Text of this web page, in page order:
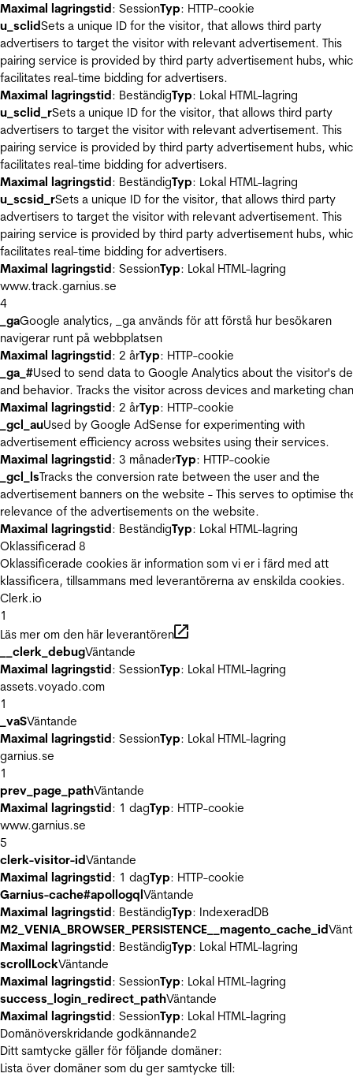
Maximal lagringstid: SessionTyp: HTTP-cookie
u_sclidSets a unique ID for the visitor, that allows third party
advertisers to target the visitor with relevant advertisement. This
pairing service is provided by third party advertisement hubs,
facilitates real-time bidding for advertisers.
Maximal lagringstid: BeständigTyp: Lokal HTML-lagring
u_sclid_rSets a unique ID for the visitor, that allows third party
advertisers to target the visitor with relevant advertisement. This
pairing service is provided by third party advertisement hubs,
facilitates real-time bidding for advertisers.
Maximal lagringstid: BeständigTyp: Lokal HTML-lagring
u_scsid_rSets a unique ID for the visitor, that allows third party
advertisers to target the visitor with relevant advertisement. This
pairing service is provided by third party advertisement hubs,
facilitates real-time bidding for advertisers.
Maximal lagringstid: SessionTyp: Lokal HTML-lagring
www.track.garnius.se
4
_gaGoogle analytics, _ga används för att förstå hur besökaren
navigerar runt på webbplatsen
Maximal lagringstid: 2 årTyp: HTTP-cookie
_ga_#Used to send data to Google Analytics about the visitor's
and behavior. Tracks the visitor across devices and marketing
Maximal lagringstid: 2 årTyp: HTTP-cookie
_gcl_auUsed by Google AdSense for experimenting with
advertisement efficiency across websites using their services.
Maximal lagringstid: 3 månaderTyp: HTTP-cookie
_gcl_lsTracks the conversion rate between the user and the
advertisement banners on the website - This serves to optimise
relevance of the advertisements on the website.
Maximal lagringstid: BeständigTyp: Lokal HTML-lagring
Oklassificerad 8
Oklassificerade cookies är information som vi er i färd med att
klassificera, tillsammans med leverantörerna av enskilda cookies.
Clerk.io
1
Läs mer om den här leverantören
__clerk_debugVäntande
Maximal lagringstid: SessionTyp: Lokal HTML-lagring
assets.voyado.com
1
_vaSVäntande
Maximal lagringstid: SessionTyp: Lokal HTML-lagring
garnius.se
1
prev_page_pathVäntande
Maximal lagringstid: 1 dagTyp: HTTP-cookie
www.garnius.se
5
clerk-visitor-idVäntande
Maximal lagringstid: 1 dagTyp: HTTP-cookie
Garnius-cache#apollogqlVäntande
Maximal lagringstid: BeständigTyp: IndexeradDB
M2_VENIA_BROWSER_PERSISTENCE__magento_cache_id
Maximal lagringstid: BeständigTyp: Lokal HTML-lagring
scrollLockVäntande
Maximal lagringstid: SessionTyp: Lokal HTML-lagring
success_login_redirect_pathVäntande
Maximal lagringstid: SessionTyp: Lokal HTML-lagring
Domänöverskridande godkännande2
Ditt samtycke gäller för följande domäner:
Lista över domäner som du ger samtycke till: